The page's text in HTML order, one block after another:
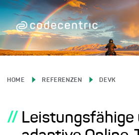
HOME REFERENZEN DEVK
// Leistungsfähige